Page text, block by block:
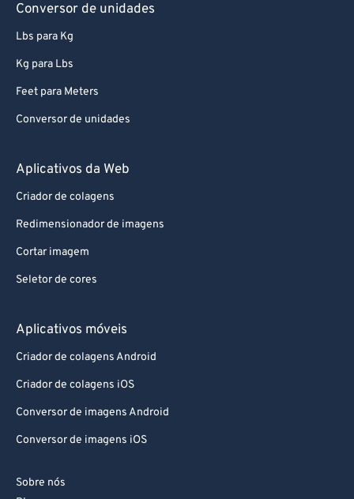
Conversor de unidades
Lbs para Kg
Kg para Lbs
Feet para Meters
Conversor de unidades
Aplicativos da Web
Criador de colagens
Redimensionador de imagens
Cortar imagem
Seletor de cores
Aplicativos móveis
Criador de colagens Android
Criador de colagens iOS
Conversor de imagens Android
Conversor de imagens iOS
Sobre nós